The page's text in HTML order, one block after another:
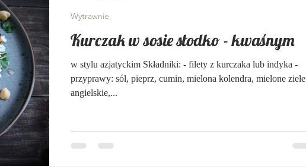
Kurczak w sosie słodko - kwaśnym
w stylu azjatyckim Składniki: - filety z kurczaka lub indyka -
przyprawy: sól, pieprz, cumin, mielona kolendra, mielone ziele
angielskie,...
Wytrawnie